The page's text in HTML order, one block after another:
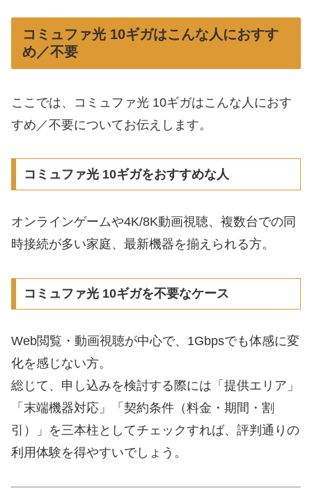
コミュファ光 10ギガはこんな人におすす
め／不要
ここでは、コミュファ光 10ギガはこんな人におす
すめ／不要についてお伝えします。
コミュファ光 10ギガをおすすめな人
オンラインゲームや4K/8K動画視聴、複数台での同
時接続が多い家庭、最新機器を揃えられる方。
コミュファ光 10ギガを不要なケース
Web閲覧・動画視聴が中心で、1Gbpsでも体感に変
化を感じない方。
総じて、申し込みを検討する際には「提供エリア」
「末端機器対応」「契約条件（料金・期間・割
引）」を三本柱としてチェックすれば、評判通りの
利用体験を得やすいでしょう。